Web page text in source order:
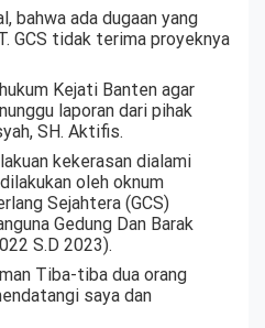
bahwa ada dugaan yang
GCS tidak terima proyeknya
Kejati Banten agar
laporan dari pihak
SH. Aktifis.
kekerasan dialami
oleh oknum
Sejahtera (GCS)
Gedung Dan Barak
S.D 2023).
Tiba-tiba dua orang
saya dan